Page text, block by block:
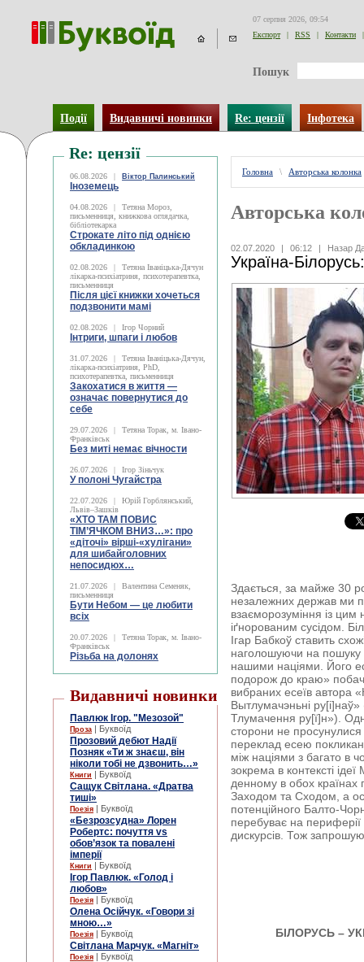
07 серпня 2026, 09:54
Експорт
| RSS | Контакти |
Пошук
Події Видавничі новинки Re: цензії Інфотека
Re: цензії
06.08.2026 | Віктор Палинський
Іноземець
04.08.2026 |
Тетяна Мороз,
письменниця, книжкова оглядачка,
бібліотекарка
Строкате літо під однією
обкладинкою
02.08.2026 |
Тетяна Іваніцька-Дячун
лікарка-психіатриня, психотерапевтка,
письменниця
Після цієї книжки хочеться
подзвонити мамі
02.08.2026 | Ігор Чорний
Інтриги, шпаги і любов
31.07.2026 |
Тетяна Іваніцька-Дячун,
лікарка-психіатриня, PhD,
психотерапевтка, письменниця
Закохатися в життя —
означає повернутися до
себе
29.07.2026 |
Тетяна Торак, м. Івано-
Франківськ
Без миті немає вічности
26.07.2026 | Ігор Зіньчук
У полоні Чугайстра
22.07.2026 |
Юрій Горблянський,
Львів–Зашків
«ХТО ТАМ ПОВИС
ТІМ’ЯЧКОМ ВНИЗ…»: про
«діточі» вірші-«хулігани»
для шибайголовних
непосидюх…
21.07.2026 |
Валентина Семеняк,
письменниця
Бути Небом ― це любити
всіх
20.07.2026 |
Тетяна Торак, м. Івано-
Франківськ
Різьба на долонях
Видавничі новинки
Павлюк Ігор. "Мезозой"
Проза | Буквоїд
Прозовий дебют Надії
Позняк «Ти ж знаєш, він
ніколи тобі не дзвонить…»
Книги | Буквоїд
Сащук Світлана. «Дратва
тиші»
Поезія | Буквоїд
«Безрозсудна» Лорен
Робертс: почуття vs
обов’язок та повалені
імперії
Книги | Буквоїд
Ігор Павлюк. «Голод і
любов»
Поезія | Буквоїд
Олена Осійчук. «Говори зі
мною…»
Поезія | Буквоїд
Світлана Марчук. «Магніт»
Поезія | Буквоїд
Головна \ Авторська колонка
Авторська
02.07.2020 | 06:12 | Назар
Україна-
Здається, за майже 30
незалежних держав ми
взаєморозуміння із
іґнорованим сусідом.
Ігар Бабкоў ставить
наголошуючи на пошуку
нашими націями. Його
подорож до краю»
вибраних есеїв автора
Вытлумачэньні ру[і]наў»
Тлумачення ру[ї]н»).
сторони не
переклад есею
між націями з багато в
зокрема в контексті
денному в обох країнах
Заходом та Сходом, а
потенційного Балто-
перебуває на периферії
дискурсів. Тож
БІЛОРУСЬ –